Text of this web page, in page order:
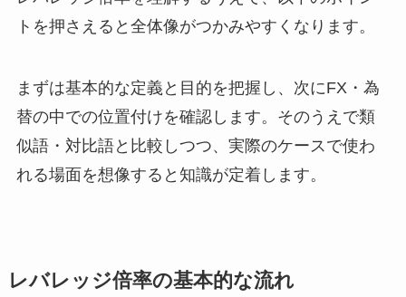
トを押さえると全体像がつかみやすくなります。
まずは基本的な定義と目的を把握し、次にFX・為
替の中での位置付けを確認します。そのうえで類
似語・対比語と比較しつつ、実際のケースで使わ
れる場面を想像すると知識が定着します。
レバレッジ倍率の基本的な流れ